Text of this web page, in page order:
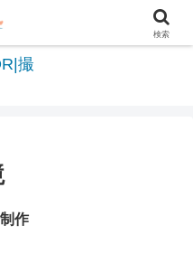
る世界へようこそ
撮
作
検索